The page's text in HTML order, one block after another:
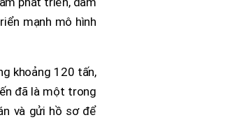
mạnh mô hình
khoảng 120 tấn,
đã là một trong
và gửi hồ sơ để